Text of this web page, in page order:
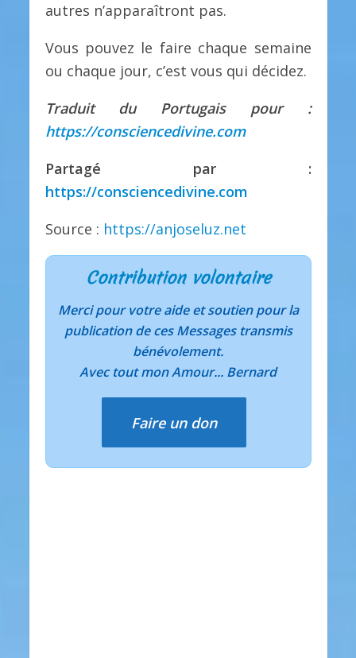
autres n’apparaîtront pas.
Vous pouvez le faire chaque semaine
ou chaque jour, c’est vous qui décidez.
Traduit du Portugais pour :
https://consciencedivine.com
Partagé par :
https://consciencedivine.com
Source : https://anjoseluz.net
Contribution volontaire
Merci pour votre aide et soutien pour la
publication de ces Messages transmis
bénévolement.
Avec tout mon Amour... Bernard
Faire un don